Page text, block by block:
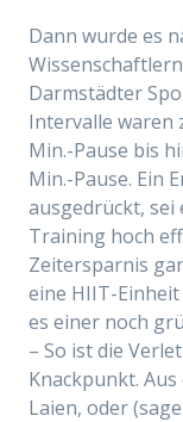
Dann wurde es
Darmstädter
Intervalle waren
Min.-Pause bis
Min.-Pause. Ein
ausgedrückt, sei
Training hoch
Zeitersparnis
eine HIIT-
es einer noch
– So ist die
Knackpunkt.
Laien, oder